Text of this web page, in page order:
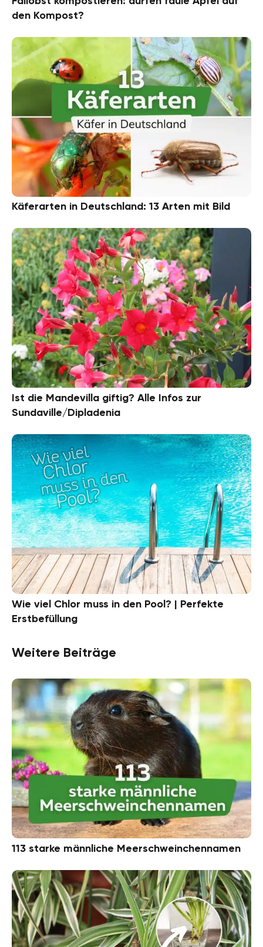
den Kompost?
Käferarten in Deutschland: 13 Arten mit Bild
Ist die Mandevilla giftig? Alle Infos zur
Sundaville/Dipladenia
Wie viel Chlor muss in den Pool? | Perfekte
Erstbefüllung
Weitere Beiträge
113 starke männliche Meerschweinchennamen